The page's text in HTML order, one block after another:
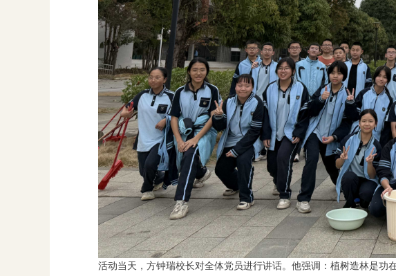
活动当天，方钟瑞校长对全体党员进行讲话。他强调：植树造林是